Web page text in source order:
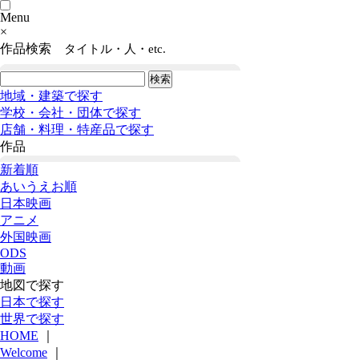
Menu
×
作品検索
タイトル・人・etc.
地域・建築で探す
学校・会社・団体で探す
店舗・料理・特産品で探す
作品
新着順
あいうえお順
日本映画
アニメ
外国映画
ODS
動画
地図で探す
日本で探す
世界で探す
HOME
Welcome